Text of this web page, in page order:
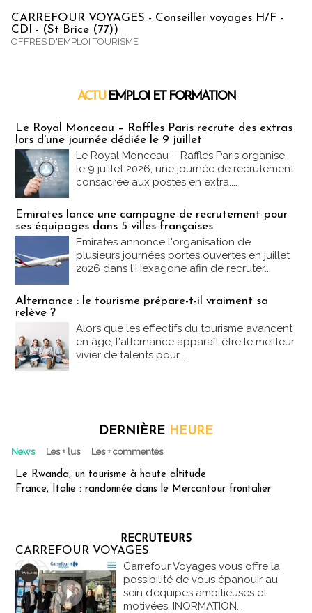
CARREFOUR VOYAGES - Conseiller voyages H/F -
CDI - (St Brice (77))
OFFRES D'EMPLOI TOURISME
ACTU EMPLOI ET FORMATION
Le Royal Monceau – Raffles Paris recrute des extras
lors d'une journée dédiée le 9 juillet
Le Royal Monceau – Raffles Paris organise,
le 9 juillet 2026, une journée de recrutement
consacrée aux postes en extra....
Emirates lance une campagne de recrutement pour
ses équipages dans 5 villes françaises
Emirates annonce l'organisation de
plusieurs journées portes ouvertes en juillet
2026 dans l'Hexagone afin de recruter...
Alternance : le tourisme prépare-t-il vraiment sa
relève ?
Alors que les effectifs du tourisme avancent
en âge, l'alternance apparaît être le meilleur
vivier de talents pour...
DERNIÈRE HEURE
News Les + lus Les + commentés
Le Rwanda, un tourisme à haute altitude
France, Italie : randonnée dans le Mercantour frontalier
RECRUTEURS
CARREFOUR VOYAGES
Carrefour Voyages vous offre la
possibilité de vous épanouir au
sein d’équipes ambitieuses et
motivées. INORMATION...